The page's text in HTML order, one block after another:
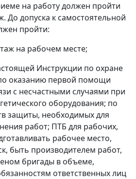
на работу должен пройти
До допуска к самостоятельной
пройти:
на рабочем месте;
Инструкции по охране
оказанию первой помощи
с несчастными случаями при
оборудования; по
защиты, необходимых для
работ; ПТБ для рабочих,
рабочее место,
быть производителем работ,
бригады в объеме,
ответственных лиц